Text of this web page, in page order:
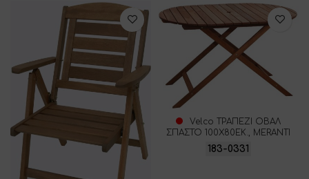
Velco ΤΡΑΠΕΖΙ ΟΒΑΛ
ΣΠΑΣΤΟ 100Χ80ΕΚ., MERANTI
183-0331